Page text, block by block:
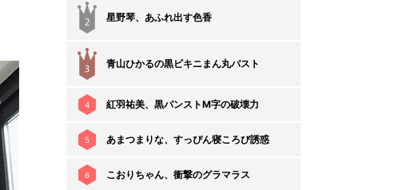
星野琴、あふれ出す色香
青山ひかるの黒ビキニまん丸バスト
4 紅羽祐美、黒パンストM字の破壊力
5 あまつまりな、すっぴん寝ころび誘惑
6 こおりちゃん、衝撃のグラマラス